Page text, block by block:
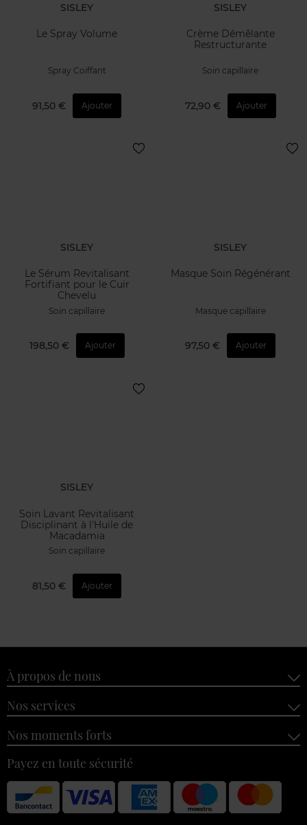
SISLEY
Le Spray Volume
Spray Coiffant
91,50 € Ajouter
SISLEY
Crème Démêlante
Restructurante
Soin capillaire
72,90 € Ajouter
SISLEY
Le Sérum Revitalisant
Fortifiant pour le Cuir
Chevelu
Soin capillaire
198,50 € Ajouter
SISLEY
Masque Soin Régénérant
Masque capillaire
97,50 € Ajouter
SISLEY
Soin Lavant Revitalisant
Disciplinant à l'Huile de
Macadamia
Soin capillaire
81,50 € Ajouter
À propos de nous
Nos services
Nos moments forts
Payez en toute sécurité